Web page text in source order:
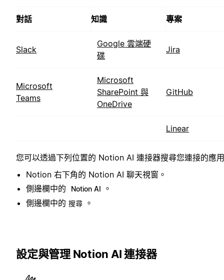
對話 知識 專案
Slack
Google 雲端硬
碟
Jira
Microsoft
Teams
Microsoft
SharePoint 與
OneDrive
GitHub
Linear
您可以透過下列位置的 Notion AI 連接器搜尋您連接的應
Notion 右下角的 Notion AI 聊天視窗。
側邊欄中的
Notion AI
。
側邊欄中的 搜尋 。
設定與管理 Notion AI 連接器